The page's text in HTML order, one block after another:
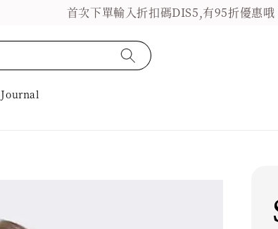
首次下單輸入折扣碼DIS5,有95折優惠哦
Journal